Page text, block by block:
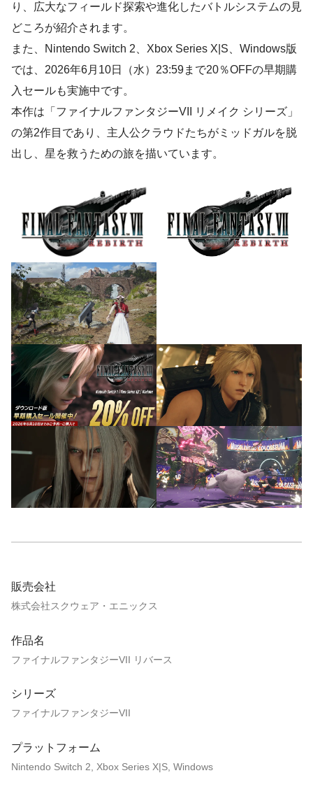
り、広大なフィールド探索や進化したバトルシステムの見
どころが紹介されます。
また、Nintendo Switch 2、Xbox Series X|S、Windows版
では、2026年6月10日（水）23:59まで20％OFFの早期購
入セールも実施中です。
本作は「ファイナルファンタジーVII リメイク シリーズ」
の第2作目であり、主人公クラウドたちがミッドガルを脱
出し、星を救うための旅を描いています。
販売会社
株式会社スクウェア・エニックス
作品名
ファイナルファンタジーVII リバース
シリーズ
ファイナルファンタジーVII
プラットフォーム
Nintendo Switch 2, Xbox Series X|S, Windows